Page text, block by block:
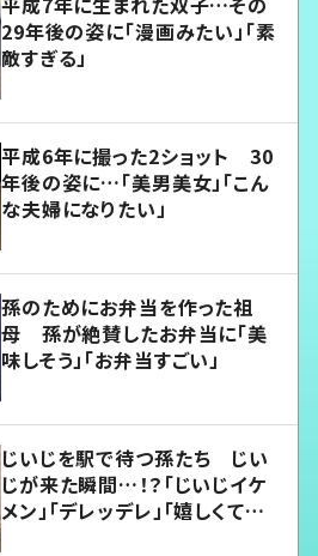
29年後の姿に「漫画みたい」「素
敵すぎる」
平成6年に撮った2ショット 30
年後の姿に…「美男美女」「こん
な夫婦になりたい」
孫のためにお弁当を作った祖
母 孫が絶賛したお弁当に「美
味しそう」「お弁当すごい」
じいじを駅で待つ孫たち じい
じが来た瞬間…！？「じいじイケ
メン」「デレッデレ」「嬉しくて可